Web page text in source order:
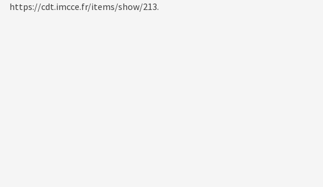
https://cdt.imcce.fr/items/show/213.